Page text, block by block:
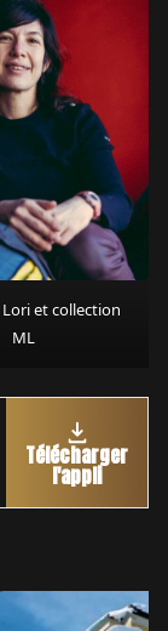
et collection
ML
Télécharger
l'appli